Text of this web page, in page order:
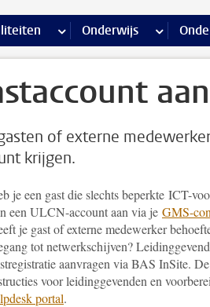
meer Faciliteiten pagina’s
Onderwijs meer
of externe
krijgen.
je een gast die slechts beperkte ICT-
een ULCN-account aan via je GMS-
je gast of externe medewerker
tot netwerkschijven?
aanvragen via BAS InSite.
voor leidinggevenden en
portal.